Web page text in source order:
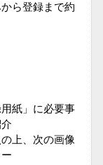
ら登録まで約
紙」に必要事
上、次の画像